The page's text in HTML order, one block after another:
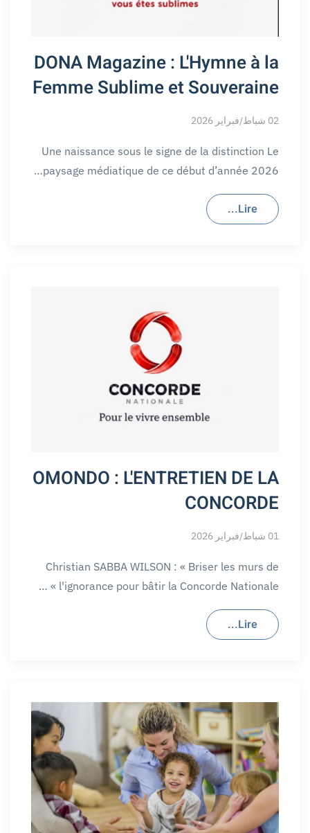
DONA Magazine : L'Hymne à la
Femme Sublime et Souveraine
02 شباط/فبراير 2026
Une naissance sous le signe de la distinction Le
paysage médiatique de ce début d’année 2026…
Lire...
OMONDO : L'ENTRETIEN DE LA
CONCORDE
01 شباط/فبراير 2026
Christian SABBA WILSON : « Briser les murs de
l'ignorance pour bâtir la Concorde Nationale » …
Lire...